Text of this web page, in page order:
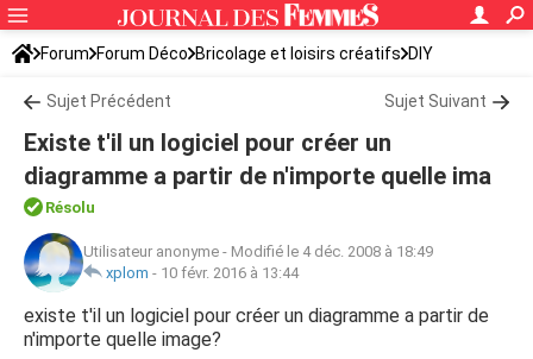
Forum Forum Déco Bricolage et loisirs créatifs DIY
Sujet Précédent Sujet Suivant
Existe t'il un logiciel pour créer un
diagramme a partir de n'importe quelle ima
Résolu
Utilisateur anonyme - Modifié le 4 déc. 2008 à 18:49
xplom - 10 févr. 2016 à 13:44
existe t'il un logiciel pour créer un diagramme a partir de
n'importe quelle image?